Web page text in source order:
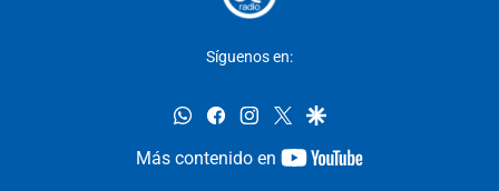
Síguenos en:
whatsappfacebookinstagram
twittergoogle
Más contenido en
youtube-